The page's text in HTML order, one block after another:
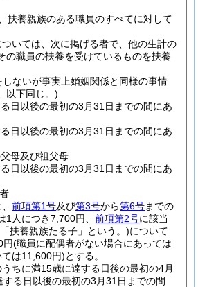
扶養親族のある職員のすべてに対して
いては、次に掲げる者で、他の生計の
の職員の扶養を受けているものを扶養
しないが事実上婚姻関係と同様の事情
以下同じ。)
日以後の最初の3月31日までの間にあ
日以後の最初の3月31日までの間にあ
母及び祖父母
日以後の最初の3月31日までの間にあ
前項第1号及び第3号から第6号までの
1人につき7,700円、 前項第2号に該当
扶養親族たる子」という。)について
円(職員に配偶者がない場合にあっては
は11,600円)とする。
ちに満15歳に達する日後の最初の4月
る日以後の最初の3月31日までの間